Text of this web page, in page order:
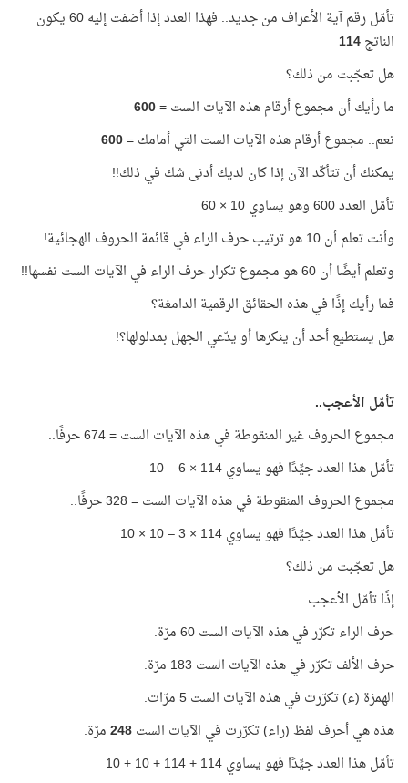
تأمّل رقم آية الأعراف من جديد.. فهذا العدد إذا أضفت إليه 60 يكون
الناتج114
هل تعجّبت من ذلك؟
ما رأيك أن مجموع أرقام هذه الآيات الست =600
نعم.. مجموع أرقام هذه الآيات الست التي أمامك =600
يمكنك أن تتأكّد الآن إذا كان لديك أدنى شك في ذلك!!
تأمّل العدد 600 وهو يساوي 10 × 60
وأنت تعلم أن 10 هو ترتيب حرف الراء في قائمة الحروف الهجائية!
وتعلم أيضًا أن 60 هو مجموع تكرار حرف الراء في الآيات الست نفسها!!
فما رأيك إذًا في هذه الحقائق الرقمية الدامغة؟
هل يستطيع أحد أن ينكرها أو يدّعي الجهل بمدلولها؟!
تأمّل الأعجب..
مجموع الحروف غير المنقوطة في هذه الآيات الست = 674 حرفًا..
تأمّل هذا العدد جيِّدًا فهو يساوي 114 × 6 – 10
مجموع الحروف المنقوطة في هذه الآيات الست = 328 حرفًا..
تأمّل هذا العدد جيِّدًا فهو يساوي 114 × 3 – 10 × 10
هل تعجّبت من ذلك؟
إذًا تأمّل الأعجب..
حرف الراء تكرّر في هذه الآيات الست 60 مرّة.
حرف الألف تكرّر في هذه الآيات الست 183 مرّة.
الهمزة (ء) تكرّرت في هذه الآيات الست 5 مرّات.
هذه هي أحرف لفظ (راء) تكرّرت في الآيات الست248مرّة.
تأمّل هذا العدد جيِّدًا فهو يساوي 114 + 114 + 10 + 10